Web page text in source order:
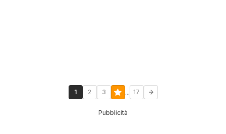
1 2 3 ... 17
Pubblicità